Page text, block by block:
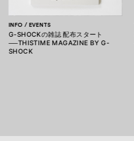
INFO / EVENTS
G-SHOCKの雑誌 配布スタート
──THISTIME MAGAZINE BY G-
SHOCK